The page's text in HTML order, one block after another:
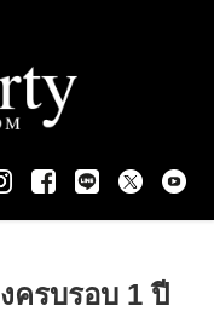
ครบรอบ 1 ปี